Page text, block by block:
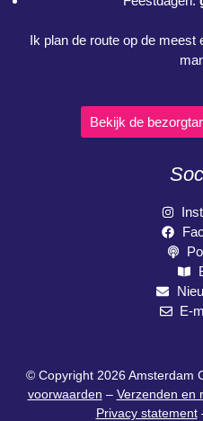
Ik plan de route op de meest
Bekijk de
E-
© Copyright 2026 Amsterdam
voorwaarden – Verzenden en
Privacy statement